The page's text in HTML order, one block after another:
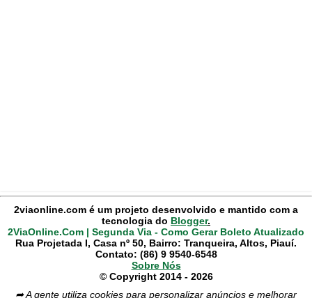
2viaonline.com é um projeto desenvolvido e mantido com a
tecnologia do Blogger.
2ViaOnline.Com | Segunda Via - Como Gerar Boleto Atualizado
Rua Projetada I, Casa nº 50, Bairro: Tranqueira, Altos, Piauí.
Contato: (86) 9 9540-6548
Sobre Nós
© Copyright 2014 - 2026
➦ A gente utiliza cookies para personalizar anúncios e melhorar